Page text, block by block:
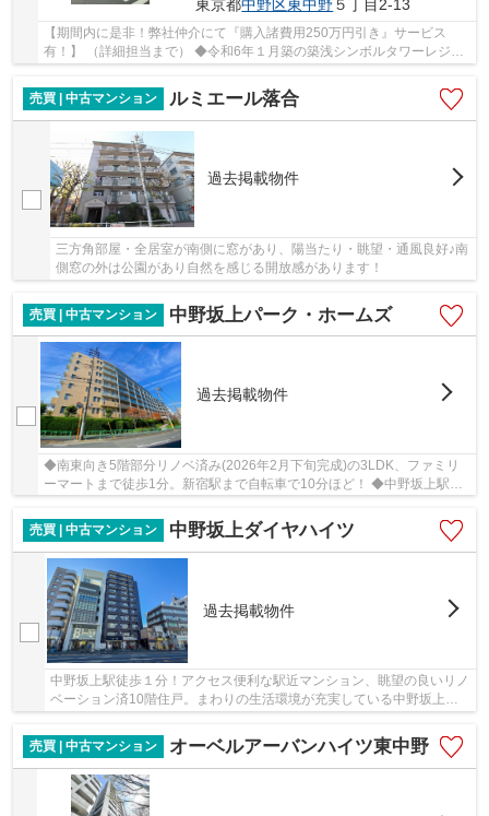
東京都中野区東中野５丁目2-13
【期間内に是非！弊社仲介にて『購入諸費用250万円引き』サービス
有！】 （詳細担当まで） ◆令和6年１月築の築浅シンボルタワーレジデ
ンス！総戸数165戸のビッグコミュニティ。 ◆東中...
売買 | 中古マンション
ルミエール落合
過去掲載物件
三方角部屋・全居室が南側に窓があり、陽当たり・眺望・通風良好♪南
側窓の外は公園があり自然を感じる開放感があります！
売買 | 中古マンション 中野坂上パーク・ホームズ
過去掲載物件
◆南東向き5階部分リノベ済み(2026年2月下旬完成)の3LDK、ファミリ
ーマートまで徒歩1分。新宿駅まで自転車で10分ほど！ ◆中野坂上駅・
売買 | 中古マンション
中野坂上ダイヤハイツ
過去掲載物件
中野坂上駅徒歩１分！アクセス便利な駅近マンション、眺望の良いリノ
ベーション済10階住戸。まわりの生活環境が充実している中野坂上エ
売買 | 中古マンション
オーベルアーバンハイツ東中野